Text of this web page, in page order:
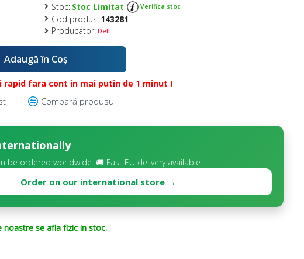
Stoc: Stoc Limitat Verifica stoc
Cod produs: 143281
Producator: Dell
Adaugă în Coş
rapid fara cont in mai putin de 1 minut !
Compară produsul
be ordered worldwide. 🚚 Fast EU delivery available.
Order on our international store →